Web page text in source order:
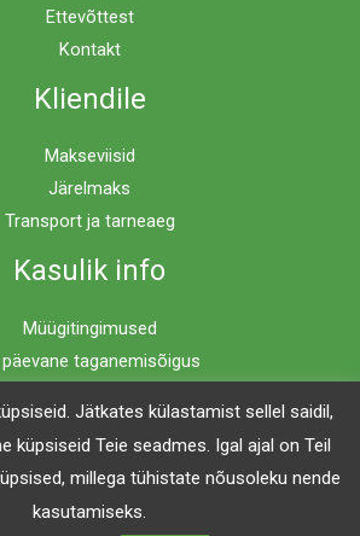
Ettevõttest
Kontakt
Kliendile
Makseviisid
Järelmaks
Transport ja tarneaeg
Kasulik info
Müügitingimused
päevane taganemisõigus
| Powered by Mööblimaailm
Jätkates külastamist sellel saidil,
küpsiseid Teie seadmes. Igal ajal on Teil
millega tühistate nõusoleku nende
kasutamiseks.